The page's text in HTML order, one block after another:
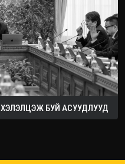
БУЙ АСУУДЛУУД